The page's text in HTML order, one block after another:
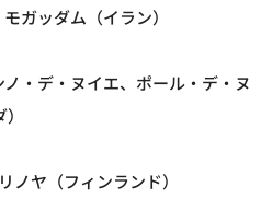
ガッダム（イラン）
ノ・デ・ヌイエ、ポール・デ・ヌ
ノヤ（フィンランド）